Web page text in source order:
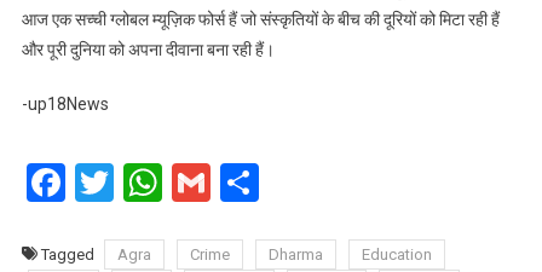
आज एक सच्ची ग्लोबल म्यूज़िक फोर्स हैं जो संस्कृतियों के बीच की दूरियों को मिटा रही हैं
और पूरी दुनिया को अपना दीवाना बना रही हैं।
-up18News
Facebook
Twitter
WhatsApp
GmailShare
Tagged Agra Crime Dharma
Education